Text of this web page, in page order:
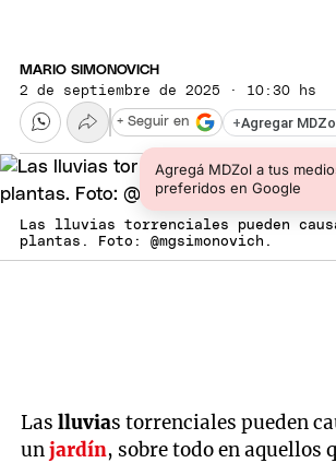
MARIO SIMONOVICH
2 de septiembre de 2025 · 10:30 hs
+Agregar
Agregá MDZol a tus
preferidos en Google
+ Seguir en
Las lluvias torrenciales pueden
plantas. Foto: @mgsimonovich.
Laslluvias torrenciales pueden
unjardín, sobre todo en aquellos